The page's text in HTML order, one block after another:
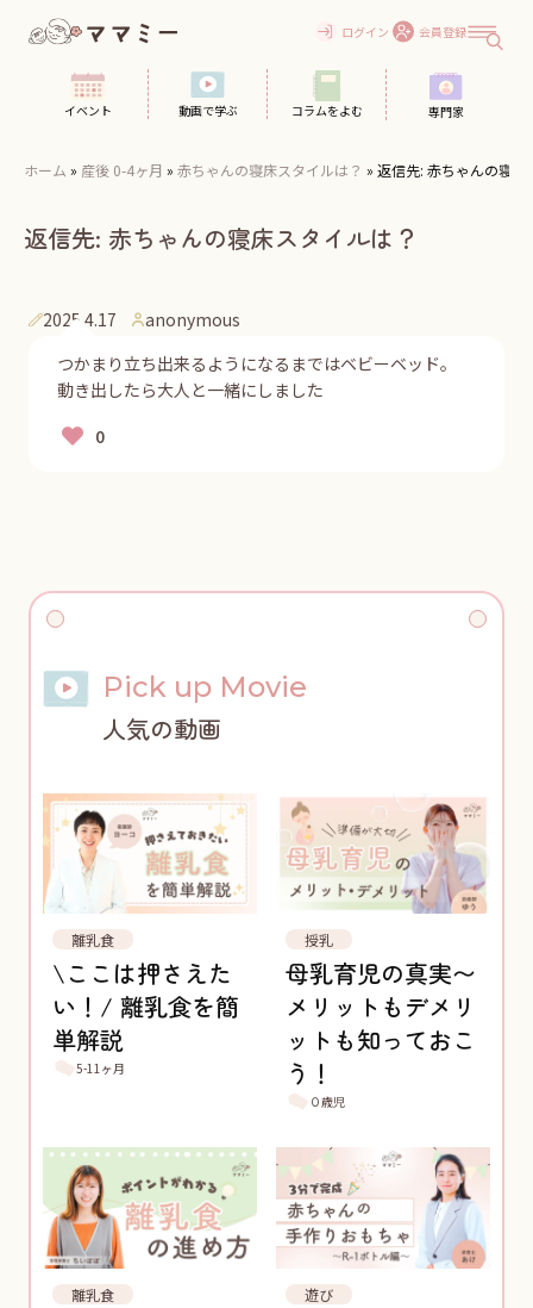
ログイン 会員登録
イベント 動画で学ぶ コラムをよむ 専門家
ホーム » 産後 0-4ヶ月 » 赤ちゃんの寝床スタイルは？ » 返信先: 赤ちゃんの寝床
返信先: 赤ちゃんの寝床スタイルは？
anonymous
2025.4.17
つかまり立ち出来るようになるまではベビーベッド。
動き出したら大人と一緒にしました
Pick up Movie
人気の動画
離乳食
\ここは押さえた
い！/ 離乳食を簡
単解説
5-11ヶ月
授乳
母乳育児の真実〜
メリットもデメリ
ットも知っておこ
う！
０歳児
離乳食 遊び